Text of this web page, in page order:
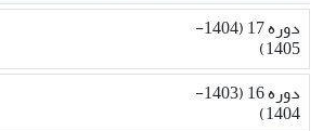
دوره 17 (1404-
1405)
دوره 16 (1403-
1404)